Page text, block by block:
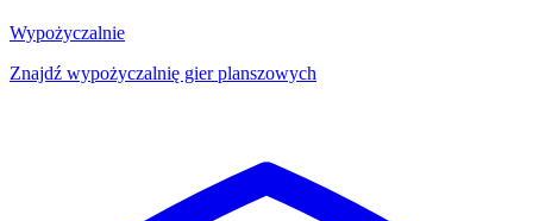
Wypożyczalnie
Znajdź wypożyczalnię gier planszowych